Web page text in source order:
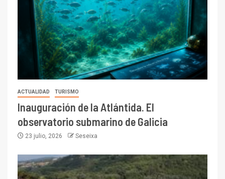
ACTUALIDAD TURISMO
Inauguración de la Atlántida. El
observatorio submarino de Galicia
23 julio, 2026 Seseixa